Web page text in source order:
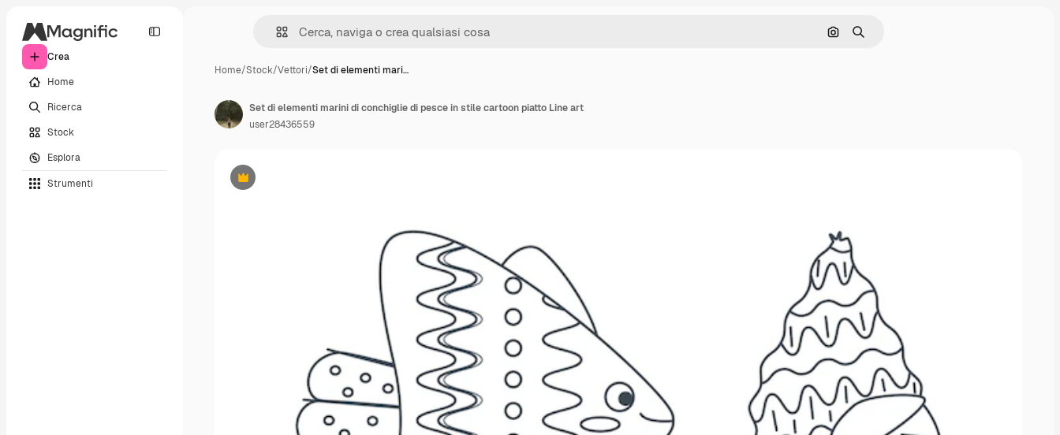
Crea
Home
Ricerca
Stock
Esplora
Strumenti
Cerca per immagine
Ricerca
Home/Stock/Vettori/Set di elementi mari…
Premium
Set di elementi marini di conchiglie di pesce in stile cartoon piatto Line art
user28436559